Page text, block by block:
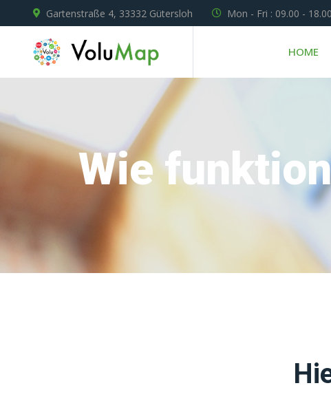
Gartenstraße 4, 33332 Gütersloh Mon - Fri : 09.00 -
HOME
Wie